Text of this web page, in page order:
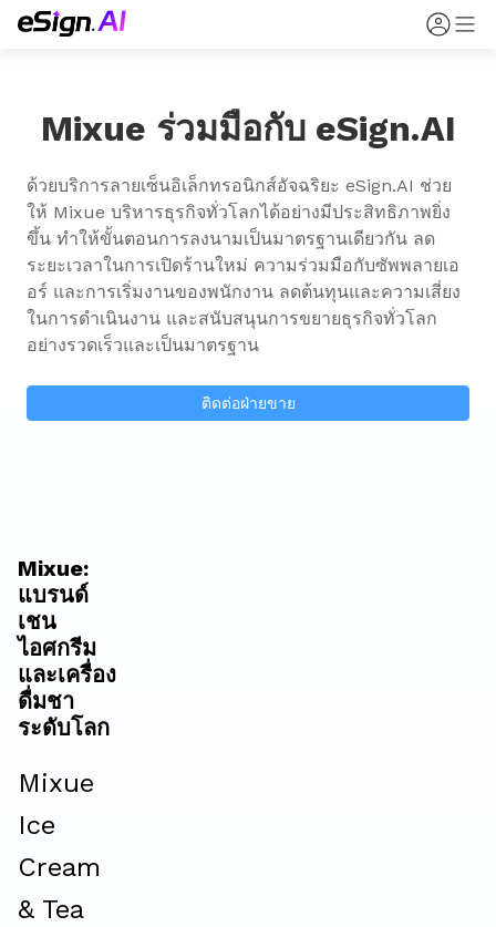
Mixue ร่วมมือกับ eSign.AI
ด้วยบริการลายเซ็นอิเล็กทรอนิกส์อัจฉริยะ eSign.AI ช่วย
ให้ Mixue บริหารธุรกิจทั่วโลกได้อย่างมีประสิทธิภาพยิ่ง
ขึ้น ทำให้ขั้นตอนการลงนามเป็นมาตรฐานเดียวกัน ลด
ระยะเวลาในการเปิดร้านใหม่ ความร่วมมือกับซัพพลายเอ
อร์ และการเริ่มงานของพนักงาน ลดต้นทุนและความเสี่ยง
ในการดำเนินงาน และสนับสนุนการขยายธุรกิจทั่วโลก
อย่างรวดเร็วและเป็นมาตรฐาน
ติดต่อฝ่ายขาย
Mixue:
แบรนด์
เชน
ไอศกรีม
และเครื่อง
ดื่มชา
ระดับโลก
Mixue
Ice
Cream
& Tea